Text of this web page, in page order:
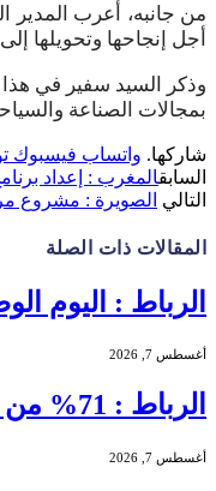
من جانبه، أعرب المدير
أجل إنجاحها وتحويلها
وذكر السيد سفير في هذا
بمجالات الصناعة
شاركها. واتساب فيسبوك
السابقالمغرب : إعداد
التالي الصويرة : مشروع
المقالات ذات الصلة
الرباط : اليوم
أغسطس 7, 2026
الرباط : 71% من الصناعيين يعتبرون مناخ الأعمال عادياً خلال الفصل الثاني من 2026 …
أغسطس 7, 2026